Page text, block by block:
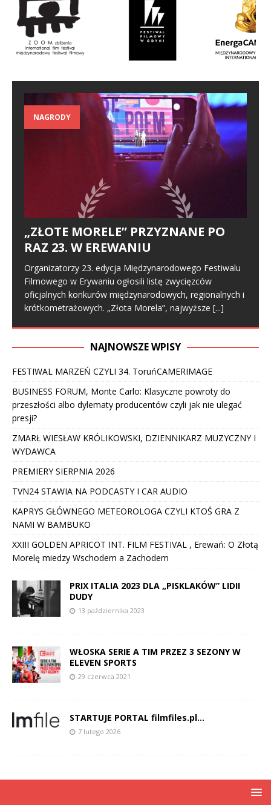
NAGRODY
„ZŁOTE MORELE” PRZYZNANE PO
RAZ 23. W EREWANIU
Organizatorzy 23. edycja Międzynarodowego Festiwalu
Filmowego w Erywaniu ogłosili listę zwycięzców
oficjalnych konkurów międzynarodowych, regionalnych i
krótkometrażowych. „Złota Morela”, najwyższe [...]
NAJNOWSZE WPISY
FESTIWAL MARZEŃ CZYLI 34. ToruńCAMERIMAGE
BUSINESS FORUM, Monte Carlo: Klasyczne powroty do
przeszłości albo dylematy producentów czyli jak nie ulegać
presji?
ZMARŁ WIESŁAW KRÓLIKOWSKI, DZIENNIKARZ MUZYCZNY I
WYDAWCA
PREMIERY SIERPNIA 2026
TVN24 STAWIA NA PODCASTY I CAR AUDIO
KAPRYS GŁÓWNEGO METEOROLOGA CZYLI KTOŚ GRA Z
NAMI W BAMBUKO
XXIII GOLDEN APRICOT INT. FILM FESTIVAL , Erewań: O Złotą
Morelę miedzy Wschodem a Zachodem
PRIX ITALIA 2023 DLA „PISKLAKÓW” LIDII
DUDY
13 października 2023
WŁOSKA SERIE A TIM PRZEZ 3 SEZONY W
ELEVEN SPORTS
29 czerwca 2021
STARTUJE PORTAL filmfiles.pl…
7 lutego 2026